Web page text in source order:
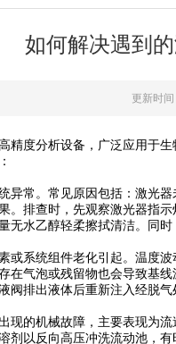
如何解决遇到
更新时
度分析设备，广泛应用于生
常。常见原因包括：激光器
。排查时，先观察激光器指
无水乙醇轻柔擦拭清洁。同
系统组件老化引起。温度波
在气泡或残留物也会导致基
阀排出液体后重新注入经脱
的机械故障，主要表现为流
剂以反向高压冲洗流动池，